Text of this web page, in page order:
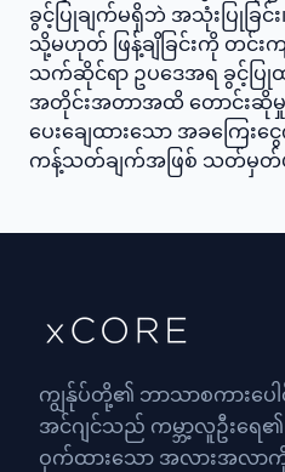
ခွင့်ပြုချက်မရှိဘဲ အသုံးပြုခြင်း
သို့မဟုတ် ဖြန့်ချိခြင်းကို တင်းက
သက်ဆိုင်ရာ ဥပဒေအရ ခွင့်ပြု
အတိုင်းအတာအထိ တောင်းဆို
ပေးချေထားသော အခကြေ
ကန့်သတ်ချက်အဖြစ် သတ်မှတ်
ကျွန်ုပ်တို့၏ ဘာသာစကားပေါ
အင်ဂျင်သည် ကမ္ဘာ့လူဦးရေ၏
ဝှက်ထားသော အလားအလာကို